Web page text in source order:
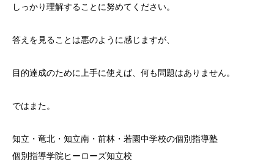
しっかり理解することに努めてください。
答えを見ることは悪のように感じますが、
目的達成のために上手に使えば、何も問題はありません。
ではまた。
知立・竜北・知立南・前林・若園中学校の個別指導塾
個別指導学院ヒーローズ知立校